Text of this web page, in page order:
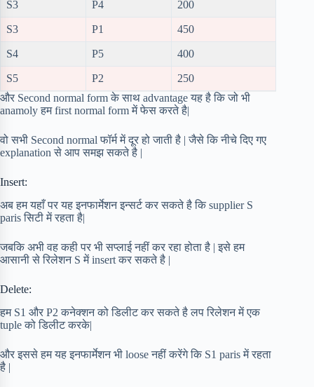
S3 P4 200
S3 P1 450
S4 P5 400
S5 P2
250
और Second normal form के साथ advantage यह है कि जो भी
anamoly हम first normal form में फेस करते है|
वो सभी Second normal फॉर्म में दूर हो जाती है | जैसे कि नीचे दिए गए
explanation से आप समझ सकते है |
Insert:
अब हम यहाँ पर यह इनफार्मेशन इन्सर्ट कर सकते है कि supplier S
paris सिटी में रहता है|
जबकि अभी वह कही पर भी सप्लाई नहीं कर रहा होता है | इसे हम
आसानी से रिलेशन S में insert कर सकते है |
Delete:
हम S1 और P2 कनेक्शन को डिलीट कर सकते है लप रिलेशन में एक
tuple को डिलीट करके|
और इससे हम यह इनफार्मेशन भी loose नहीं करेंगे कि S1 paris में रहता
है |